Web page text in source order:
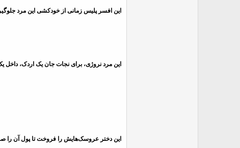
این افسر پلیس زمانی از خودکشی این مرد
این مرد نروژی، برای نجات جان یک اردک، داخل
این دختر عروسک‌هایش را فروخت تا پول آن را